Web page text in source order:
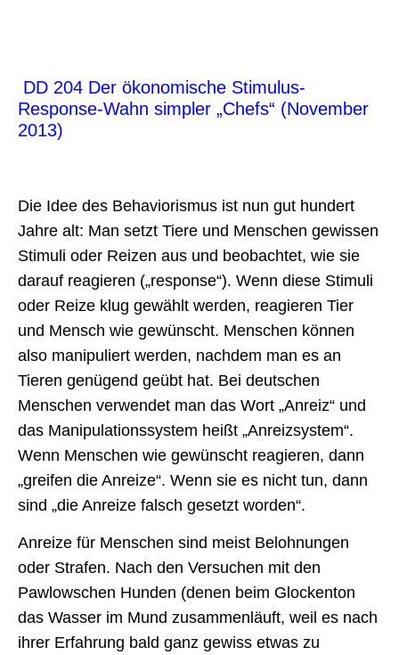
DD 204 Der ökonomische Stimulus-
Response-Wahn simpler „Chefs“ (November
2013)
Die Idee des Behaviorismus ist nun gut hundert
Jahre alt: Man setzt Tiere und Menschen gewissen
Stimuli oder Reizen aus und beobachtet, wie sie
darauf reagieren („response“). Wenn diese Stimuli
oder Reize klug gewählt werden, reagieren Tier
und Mensch wie gewünscht. Menschen können
also manipuliert werden, nachdem man es an
Tieren genügend geübt hat. Bei deutschen
Menschen verwendet man das Wort „Anreiz“ und
das Manipulationssystem heißt „Anreizsystem“.
Wenn Menschen wie gewünscht reagieren, dann
„greifen die Anreize“. Wenn sie es nicht tun, dann
sind „die Anreize falsch gesetzt worden“.
Anreize für Menschen sind meist Belohnungen
oder Strafen. Nach den Versuchen mit den
Pawlowschen Hunden (denen beim Glockenton
das Wasser im Mund zusammenläuft, weil es nach
ihrer Erfahrung bald ganz gewiss etwas zu